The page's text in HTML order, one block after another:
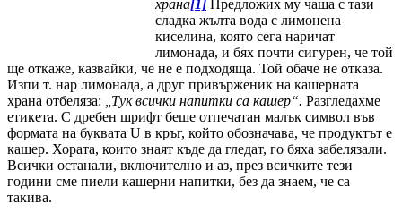
храна[1] Предложих му чаша с тази
сладка жълта вода с лимонена
киселина, която сега наричат
лимонада, и бях почти сигурен, че той
ще откаже, казвайки, че не е подходяща. Той обаче не отказа.
Изпи т. нар лимонада, а друг привърженик на кашерната
храна отбеляза:
„Тук всички напитки са кашер“. Разгледахме
етикета. С дребен шрифт беше отпечатан малък символ във
формата на буквата U в кръг, който обозначава, че продуктът е
кашер. Хората, които знаят къде да гледат, го бяха забелязали.
Всички останали, включително и аз, през всичките тези
години сме пиели кашерни напитки, без да знаем, че са
такива.